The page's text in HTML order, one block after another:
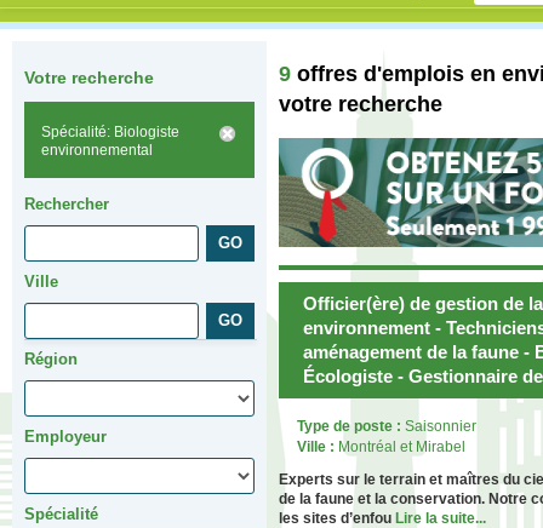
Votre recherche
Spécialité: Biologiste
environnemental
Rechercher
Ville
Région
Employeur
Spécialité
9 offres d'emplois en
votre recherche
Officier(ère) de gestion de
environnement -
aménagement de la faune -
Écologiste - Gestionnaire
Type de poste : Saisonnier
Ville : Montréal et Mirabel
Experts sur le terrain et maîtres du
de la faune et la conservation. Notre
les sites d’enfou Lire la suite...